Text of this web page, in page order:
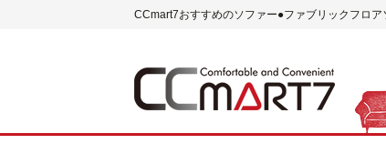
CCmart7おすすめのソファー●ファブリックフロア